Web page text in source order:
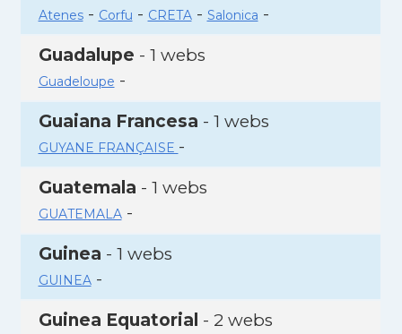
Atenes- Corfu - CRETA- Salonica -
Guadalupe - 1 webs
Guadeloupe -
Guaiana Francesa - 1 webs
GUYANE FRANÇAISE -
Guatemala - 1 webs
GUATEMALA-
Guinea - 1 webs
GUINEA-
Guinea Equatorial - 2 webs